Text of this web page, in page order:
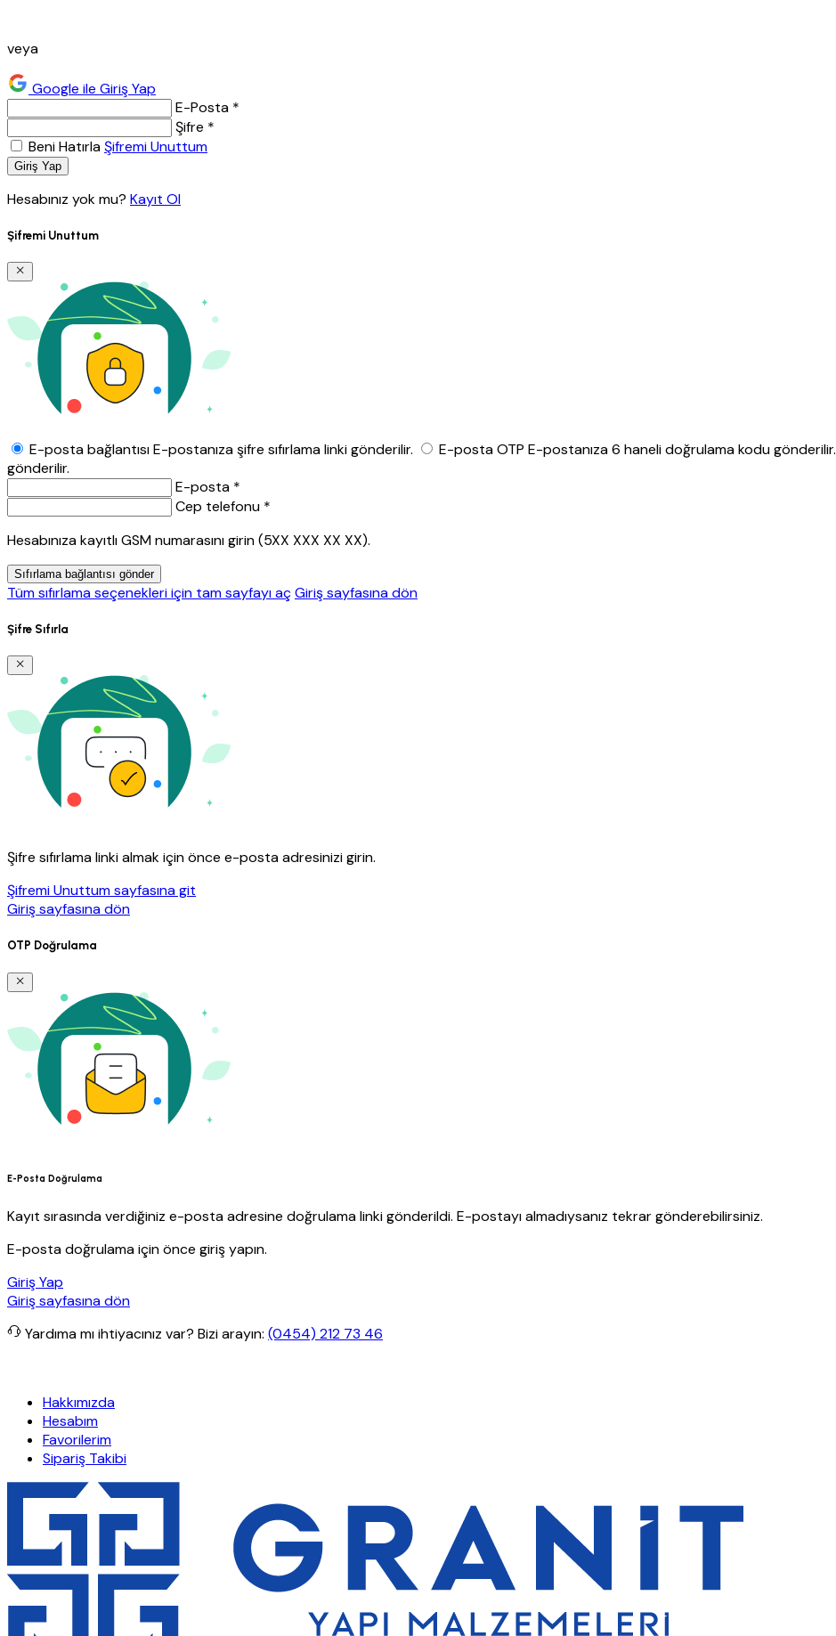
veya
Google ile Giriş Yap
E-Posta *
Şifre *
Beni HatırlaŞifremi Unuttum
Giriş Yap
Hesabınız yok mu? Kayıt Ol
Şifremi Unuttum
E-posta bağlantısıE-postanıza şifre sıfırlama linki gönderilir. E-posta OTP E-postanıza 6 haneli doğrulama kodu gönderilir.
gönderilir.
E-posta *
Cep telefonu *
Hesabınıza kayıtlı GSM numarasını girin (5XX XXX XX XX).
Sıfırlama bağlantısı gönder
Tüm sıfırlama seçenekleri için tam sayfayı açGiriş sayfasına dön
Şifre Sıfırla
Şifre sıfırlama linki almak için önce e-posta adresinizi girin.
Şifremi Unuttum sayfasına git
Giriş sayfasına dön
OTP Doğrulama
E-Posta Doğrulama
Kayıt sırasında verdiğiniz e-posta adresine doğrulama linki gönderildi. E-postayı almadıysanız tekrar gönderebilirsiniz.
E-posta doğrulama için önce giriş yapın.
Giriş Yap
Giriş sayfasına dön
Yardıma mı ihtiyacınız var? Bizi arayın: (0454) 212 73 46
Hakkımızda
Hesabım
Favorilerim
Sipariş Takibi